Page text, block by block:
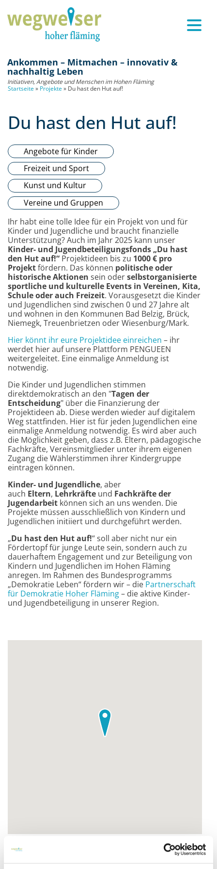
Ankommen – Mitmachen – innovativ &
nachhaltig Leben
Initiativen, Angebote und Menschen im Hohen Fläming
Startseite » Projekte » Du hast den Hut auf!
Du hast den Hut auf!
Angebote für Kinder
Freizeit und Sport
Kunst und Kultur
Vereine und Gruppen
Ihr habt eine tolle Idee für ein Projekt von und für
Kinder und Jugendliche und braucht finanzielle
Unterstützung?Auch im Jahr 2025 kann unser
Kinder- und Jugendbeteiligungsfonds „Du hast
den Hut auf!“ Projektideen bis zu 1000 € pro
Projektfördern. Das können politische oder
historische Aktionen sein oderselbstorganisierte
sportliche und kulturelle Events in Vereinen, Kita,
Schule oder auch Freizeit. Vorausgesetzt die Kinder
und Jugendlichen sind zwischen 0 und 27 Jahre alt
und wohnen in den Kommunen Bad Belzig, Brück,
Niemegk, Treuenbrietzen oder Wiesenburg/Mark.
Hier könnt ihr eure Projektidee einreichen – ihr
werdet hier auf unsere Plattform PENGUEEN
weitergeleitet. Eine einmalige Anmeldung ist
notwendig.
Die Kinder und Jugendlichen stimmen
direktdemokratisch an den "Tagen der
Entscheidung" über die Finanzierung der
Projektideen ab. Diese werden wieder auf digitalem
Weg stattfinden. Hier ist für jeden Jugendlichen eine
einmalige Anmeldung notwendig. Es wird aber auch
die Möglichkeit geben, dass z.B. Eltern, pädagogische
Fachkräfte, Vereinsmitglieder unter ihrem eigenen
Zugang die Wählerstimmen ihrer Kindergruppe
eintragen können.
Kinder- und Jugendliche, aber
auch Eltern, Lehrkräfte und Fachkräfte der
Jugendarbeit können sich an uns wenden. Die
Projekte müssen ausschließlich von Kindern und
Jugendlichen initiiert und durchgeführt werden.
„Du hast den Hut auf!“ soll aber nicht nur ein
Fördertopf für junge Leute sein, sondern auch zu
dauerhaftem Engagement und zur Beteiligung von
Kindern und Jugendlichen im Hohen Fläming
anregen. Im Rahmen des Bundesprogramms
„Demokratie Leben“ fördern wir – die Partnerschaft
für Demokratie Hoher Fläming– die aktive Kinder-
und Jugendbeteiligung in unserer Region.
Zur Routenplanung